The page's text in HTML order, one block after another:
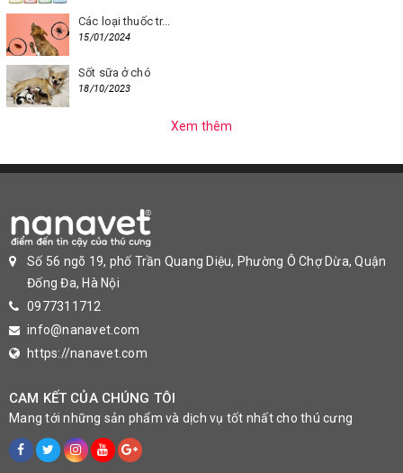
Các loại thuốc tr...
15/01/2024
Sốt sữa ở chó
18/10/2023
Xem thêm
Số 56 ngõ 19, phố Trần Quang Diệu, Phường Ô Chợ Dừa, Quận
Đống Đa, Hà Nội
0977311712
info@nanavet.com
https://nanavet.com
CAM KẾT CỦA CHÚNG TÔI
Mang tới những sản phẩm và dịch vụ tốt nhất cho thú cưng